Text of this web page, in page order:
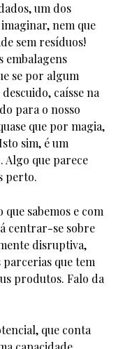
um dos
nem que
sem resíduos!
embalagens
se por algum
caísse na
para o nosso
que por magia,
sim, é um
Algo que parece
perto.
sabemos e com
centrar-se sobre
disruptiva,
parcerias que tem
produtos. Falo da
que conta